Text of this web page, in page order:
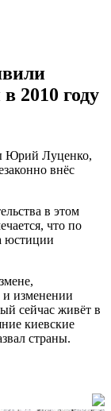
2010 году
Юрий Луценко,
внёс
в этом
что по
юстиции
и изменении
сейчас живёт в
киевские
страны.